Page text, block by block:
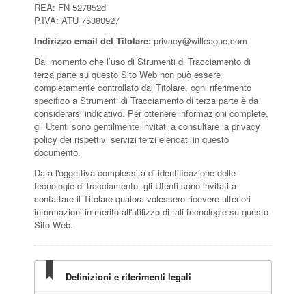
REA: FN 527852d
P.IVA: ATU 75380927
Indirizzo email del Titolare: privacy@willeague.com
Dal momento che l’uso di Strumenti di Tracciamento di
terza parte su questo Sito Web non può essere
completamente controllato dal Titolare, ogni riferimento
specifico a Strumenti di Tracciamento di terza parte è da
considerarsi indicativo. Per ottenere informazioni complete,
gli Utenti sono gentilmente invitati a consultare la privacy
policy dei rispettivi servizi terzi elencati in questo
documento.
Data l'oggettiva complessità di identificazione delle
tecnologie di tracciamento, gli Utenti sono invitati a
contattare il Titolare qualora volessero ricevere ulteriori
informazioni in merito all'utilizzo di tali tecnologie su questo
Sito Web.
Definizioni e riferimenti legali